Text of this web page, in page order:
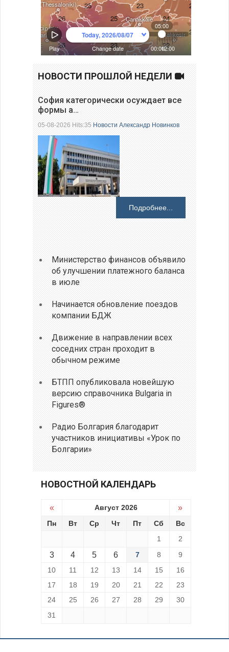
НОВОСТИ ПРОШЛОЙ НЕДЕЛИ
София категорически осуждает все
формы а…
05-08-2026 Hits:35Новости Александр Новинков
Подробнее...
Министерство финансов объявило
об улучшении платежного баланса
в июле
Начинается обновление поездов
компании БДЖ
Движение в направлении всех
соседних стран проходит в
обычном режиме
БТПП опубликовала новейшую
версию справочника Bulgaria in
Figures®
Радио Болгария благодарит
участников инициативы «Урок по
Болгарии»
НОВОСТНОЙ КАЛЕНДАРЬ
« Август 2026 »
Пн Вт Ср Чт Пт Сб
Вс
1
2
3 4 5 6 7 8
9
10
11 12 13 14 15
16
17
18 19 20 21 22
23
24
25 26 27 28 29
30
31